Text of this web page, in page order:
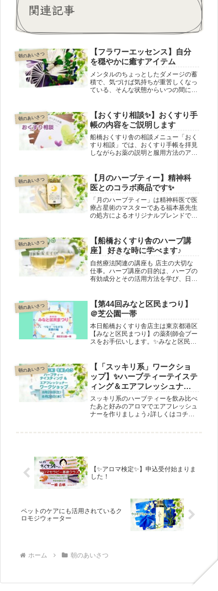
関連記事
朝のあいさつ
【フラワーエッセンス】自分
を穏やかに癒すアイテム
メンタルのちょっとしたダメージの蓄
積で、気づけば気持ちが重苦しくなっ
ている、そんな状態からいつの間にか
で心を癒す自然療法のひとつで、副作
用の心配も、食品や 他の薬剤との相
互作用もありません。エッセンスは38
種類。ご自分で選んでも、店主がお手
伝いしても。
朝のあいさつ
【おくすり相談✨】おくすり手
帳の内容をご説明します
船橋おくすり舎の相談メニュー「おく
すり相談」では、おくすり手帳を拝見
しながらお薬の説明と服用方法のアド
ください。医師の処方を変更するもの
ではありません。この点はご理解の
上、ご相談ください。
朝のあいさつ
【月のハーブティー】精神科
医とのコラボ商品です✨
「月のハーブティー」は精神科医で医
療占星術のマスターである福本基先生
の処方によるオリジナルブレンドで
性の美と健康をサポートするためのブ
レンド。是非、船橋おくすり舎で試飲
してください。
朝のあいさつ
【船橋おくすり舎のハーブ講
座】 好きな時に学べます♪
自然療法関連の講座も 店主の大切な
仕事。ハーブ講座の目的は、ハーブの
有効成分とその活用方法を学び、日常
いるものが中心ですが検定が目的では
なく 自分のペースで学びたい方に最
適です。
朝のあいさつ
【第44回みなと区民まつり】
＠芝公園一帯
本日船橋おくすり舎店主は東京都港区
【みなと区民まつり】の薬剤師会ブー
スをお手伝いします。✨みなと区民ま
しいです。薬剤師会はセルフケアの啓
蒙や骨密度測定など地味～な活動をし
ます。地味に地道に頑張っている薬剤
師仲間と働く店主に会いに来てくださ
い！
朝のあいさつ
【「スッキリ系」ワークショ
ップ】✨ハーブティーテイステ
ィング＆エアフレッシュナー
作り♪
スッキリ系のハーブティーを飲み比べ
たあと好みのアロマでエアフレッシュ
ナーを作りましょう♪詳しくはコチラ
【✨アロマ検定✨】申込受付始まりま
した！
ペットのケアにも活用されているク
ロモジウォーター
ホーム 朝のあいさつ